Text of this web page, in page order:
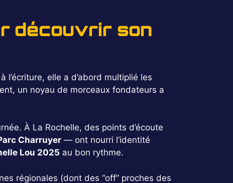
découvrir son
elle a d’abord multiplié les
un noyau de morceaux fondateurs a
À La Rochelle, des points d’écoute
Charruyer — ont nourri l’identité
Lou 2025 au bon rythme.
régionales (dont des “off” proches des